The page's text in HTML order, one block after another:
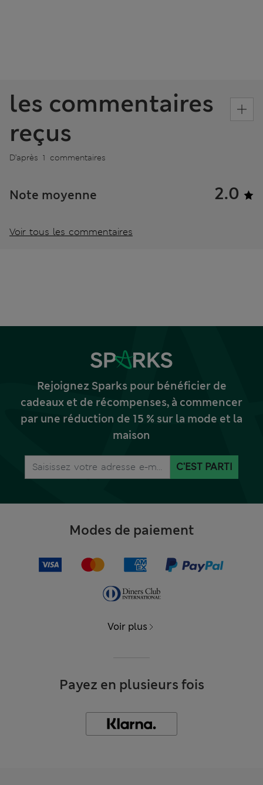
les commentaires
reçus
D’après 1 commentaires
Note moyenne 2.0
Voir tous les commentaires
Rejoignez Sparks pour bénéficier de
cadeaux et de récompenses, à commencer
par une réduction de 15 % sur la mode et la
maison
C'EST PARTI
Modes de paiement
Voir plus
Payez en plusieurs fois